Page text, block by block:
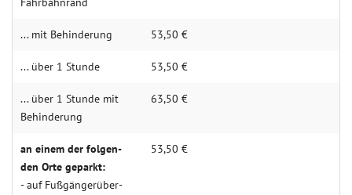
... mit Behin­derung 53,50 €
... über 1 Stunde 53,50 €
... über 1 Stunde mit
Behin­­derung
63,50 €
an einem der folgen­­
den Orte geparkt:
- auf Fuß­gän­­ger­über­­
53,50 €